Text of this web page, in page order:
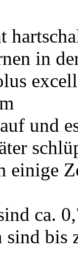
in
und
einige
ca.
bis